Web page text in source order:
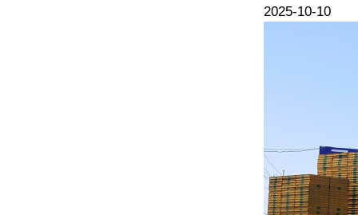
2025-10-10